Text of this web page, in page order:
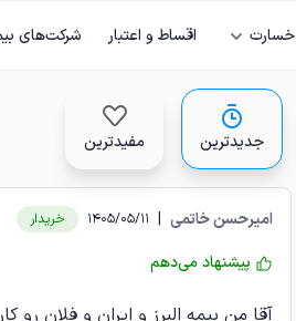
خسارت اقساط و اعتبار شرکت‌های
جدیدترین مفیدترین
امیرحسن خاتمی |
1405/05/11 خریدار
پیشنهاد می‌دهم
آقا من بیمه البرز و ایران و فلان